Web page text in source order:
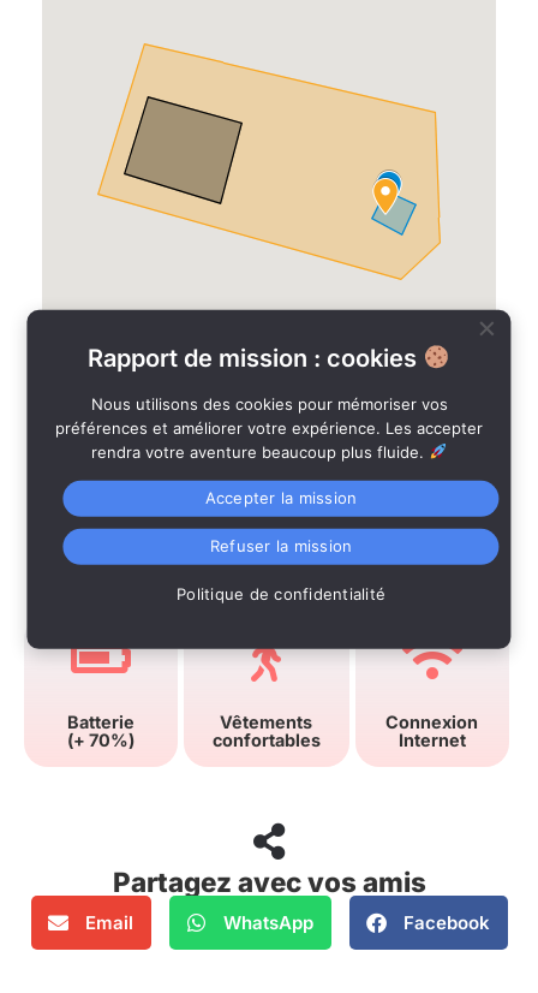
Batterie
(+ 70%)
Vêtements
confortables
Connexion
Internet
Partagez avec vos amis
Email WhatsApp Facebook
Rapport de mission : cookies
Nous utilisons des cookies pour mémoriser vos
préférences et améliorer votre expérience. Les accepter
rendra votre aventure beaucoup plus fluide.
Accepter la mission
Refuser la mission
Politique de confidentialité